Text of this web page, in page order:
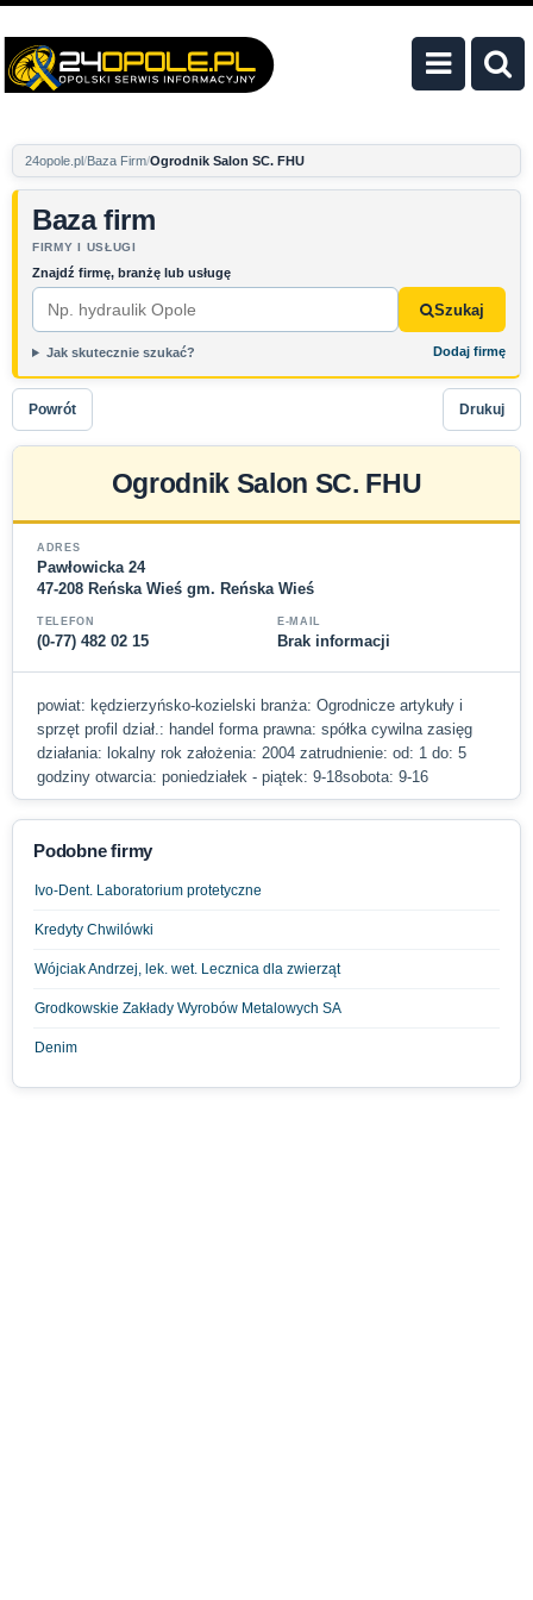
24opole.pl Baza Firm Ogrodnik Salon SC. FHU
Baza firm
FIRMY I USŁUGI
Znajdź firmę, branżę lub usługę
Szukaj
Jak skutecznie szukać? Dodaj firmę
Powrót Drukuj
Ogrodnik Salon SC. FHU
ADRES
Pawłowicka 24
47-208 Reńska Wieś gm. Reńska Wieś
TELEFON
(0-77) 482 02 15
E-MAIL
Brak informacji
powiat: kędzierzyńsko-kozielski branża: Ogrodnicze artykuły i
sprzęt profil dział.: handel forma prawna: spółka cywilna zasięg
działania: lokalny rok założenia: 2004 zatrudnienie: od: 1 do: 5
godziny otwarcia: poniedziałek - piątek: 9-18sobota: 9-16
Podobne firmy
Ivo-Dent. Laboratorium protetyczne
Kredyty Chwilówki
Wójciak Andrzej, lek. wet. Lecznica dla zwierząt
Grodkowskie Zakłady Wyrobów Metalowych SA
Denim